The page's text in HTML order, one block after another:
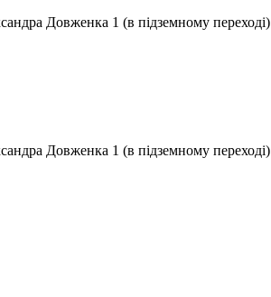
Довженка 1 (в підземному переході)
Довженка 1 (в підземному переході)